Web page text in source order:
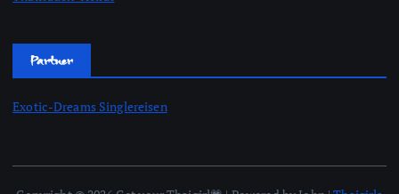
Partner
Exotic-Dreams Singlereisen